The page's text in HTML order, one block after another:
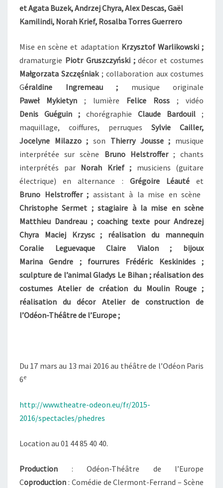
et Agata Buzek, Andrzej Chyra, Alex Descas, Gaël
Kamilindi, Norah Krief, Rosalba Torres Guerrero
Mise en scène et adaptation Krzysztof Warlikowski ;
dramaturgie Piotr Gruszczyński ;décor et costumes
Małgorzata Szczęśniak ; collaboration aux costumes
Géraldine Ingremeau ; musique originale
Paweł Mykietyn ; lumière Felice Ross ; vidéo
Denis Guéguin ; chorégraphie Claude Bardouil ;
maquillage, coiffures, perruques Sylvie Cailler,
Jocelyne Milazzo ;son Thierry Jousse ; musique
interprétée sur scène Bruno Helstroffer ; chants
interprétés par Norah Krief ; musiciens (guitare
électrique) en alternance : Grégoire Léautéet
Bruno Helstroffer ; assistant à la mise en scène
Christophe Sermet ; stagiaire à la mise en scène
Matthieu Dandreau ; coaching texte pour Andrezej
Chyra Maciej Krzysc ; réalisation du mannequin
Coralie Leguevaque Claire Vialon ; bijoux
Marina Gendre ; fourrures Frédéric Keskinides ;
sculpture de l’animal Gladys Le Bihan ; réalisation des
costumes Atelier de création du Moulin Rouge ;
réalisation du décor Atelier de construction de
l’Odéon-Théâtre de l’Europe ;
Du 17 mars au 13 mai 2016 au théâtre de l’Odéon Paris
6e
http://www.theatre-odeon.eu/fr/2015-
2016/spectacles/phedres
Location au 01 44 85 40 40.
Production : Odéon-Théâtre de l’Europe
Coproduction : Comédie de Clermont-Ferrand – Scène